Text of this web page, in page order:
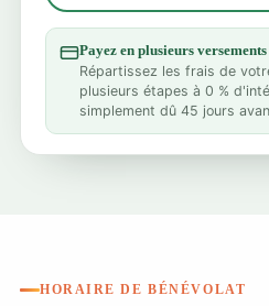
Payez en plusieurs
Répartissez les frais de
plusieurs étapes à 0 %
simplement dû 45 jours
HORAIRE DE BÉNÉVOLAT